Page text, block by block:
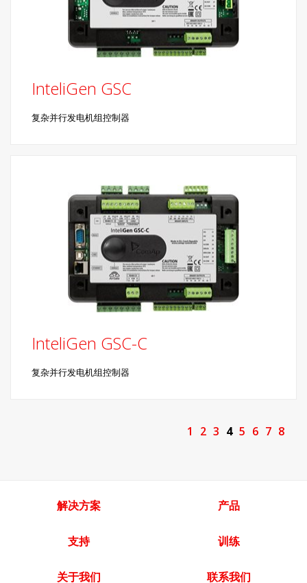
InteliGen GSC
复杂并行发电机组控制器
InteliGen GSC-C
复杂并行发电机组控制器
1 2 3 4 5 6 7 8
解决方案 产品
支持 训练
关于我们 联系我们